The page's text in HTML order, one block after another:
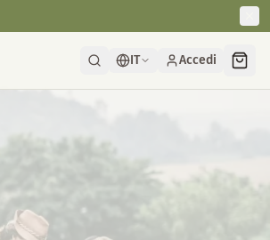
IT Accedi